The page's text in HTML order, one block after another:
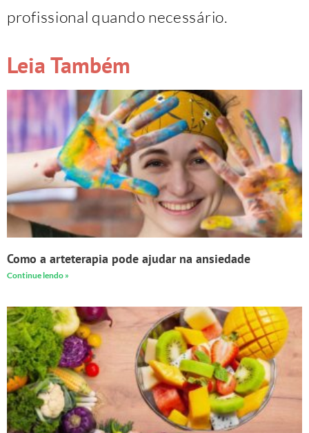
profissional quando necessário.
Leia Também
Como a arteterapia pode ajudar na ansiedade
Continue lendo »